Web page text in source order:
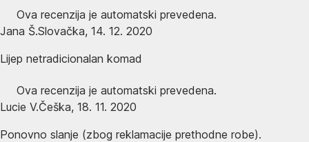
Ova recenzija je automatski prevedena.
Jana Š.Slovačka, 14. 12. 2020
Lijep netradicionalan komad
Ova recenzija je automatski prevedena.
Lucie V.Češka, 18. 11. 2020
Ponovno slanje (zbog reklamacije prethodne robe).